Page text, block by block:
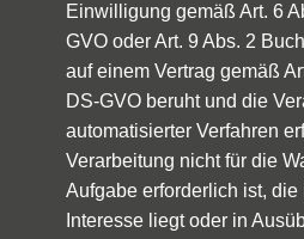
Einwilligung gemäß Art. 6
GVO oder Art. 9 Abs. 2
auf einem Vertrag gemäß
DS-GVO beruht und die
automatisierter Verfahren
Verarbeitung nicht für die
Aufgabe erforderlich ist, die
Interesse liegt oder in